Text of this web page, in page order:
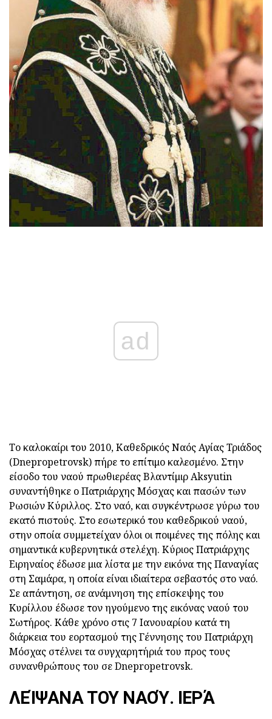
ad
Το καλοκαίρι του 2010, Καθεδρικός Ναός Αγίας Τριάδος
(Dnepropetrovsk) πήρε το επίτιμο καλεσμένο. Στην
είσοδο του ναού πρωθιερέας Βλαντίμιρ Aksyutin
συναντήθηκε ο Πατριάρχης Μόσχας και πασών των
Ρωσιών Κύριλλος. Στο ναό, και συγκέντρωσε γύρω του
εκατό πιστούς. Στο εσωτερικό του καθεδρικού ναού,
στην οποία συμμετείχαν όλοι οι ποιμένες της πόλης και
σημαντικά κυβερνητικά στελέχη. Κύριος Πατριάρχης
Ειρηναίος έδωσε μια λίστα με την εικόνα της Παναγίας
στη Σαμάρα, η οποία είναι ιδιαίτερα σεβαστός στο ναό.
Σε απάντηση, σε ανάμνηση της επίσκεψης του
Κυρίλλου έδωσε τον ηγούμενο της εικόνας ναού του
Σωτήρος. Κάθε χρόνο στις 7 Ιανουαρίου κατά τη
διάρκεια του εορτασμού της Γέννησης του Πατριάρχη
Μόσχας στέλνει τα συγχαρητήριά του προς τους
συνανθρώπους του σε Dnepropetrovsk.
ΛΕΊΨΑΝΑ ΤΟΥ ΝΑΟΎ. ΙΕΡΆ